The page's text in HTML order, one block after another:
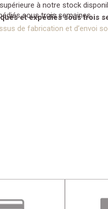
à notre stock
sous trois semaines.
et expédiés sous trois
de fabrication et d’envoi